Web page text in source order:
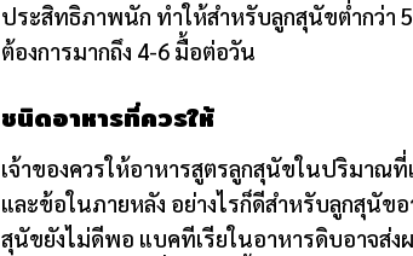
ประสิทธิภาพนัก ทำให้สำหรับลูกสุนัขต่ำกว่า
ต้องการมากถึง 4-6 มื้อต่อวัน
ชนิดอาหารที่ควรให้
เจ้าของควรให้อาหารสูตรลูกสุนัขในปริมาณ
และข้อในภายหลัง อย่างไรก็ดีสำหรับลูกสุนัข
สุนัขยังไม่ดีพอ แบคทีเรียในอาหารดิบอาจส่ง